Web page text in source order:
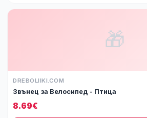
🎁
DREBOLIIKI.COM
Звънец за Велосипед - Птица
8.69€